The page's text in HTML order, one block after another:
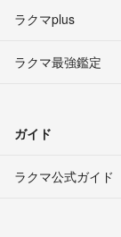
ラクマplus
ラクマ最強鑑定
ガイド
ラクマ公式ガイド